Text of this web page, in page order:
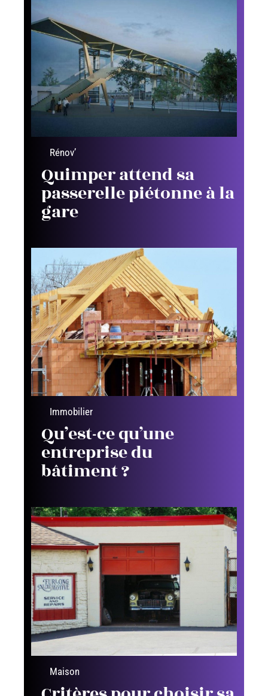
Rénov’
Quimper attend sa
passerelle piétonne à la
gare
Immobilier
Qu’est-ce qu’une
entreprise du
bâtiment ?
Maison